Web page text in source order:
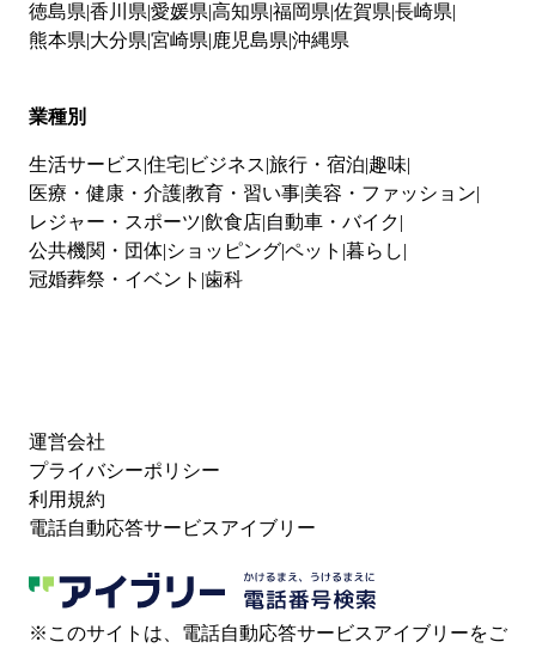
徳島県 香川県 愛媛県 高知県 福岡県 佐賀県 長崎県
熊本県 大分県 宮崎県 鹿児島県 沖縄県
業種別
生活サービス 住宅 ビジネス 旅行・宿泊 趣味
医療・健康・介護教育・習い事 美容・ファッション
レジャー・スポーツ 飲食店 自動車・バイク
公共機関・団体 ショッピングペット 暮らし
冠婚葬祭・イベント 歯科
運営会社
プライバシーポリシー
利用規約
電話自動応答サービスアイブリー
※このサイトは、電話自動応答サービスアイブリーをご